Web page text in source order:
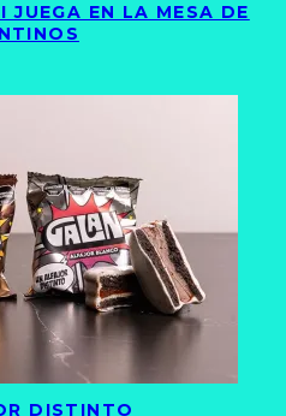
JUEGA EN LA MESA DE
DISTINTO